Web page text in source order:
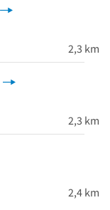
2,3 km
2,3 km
2,4 km